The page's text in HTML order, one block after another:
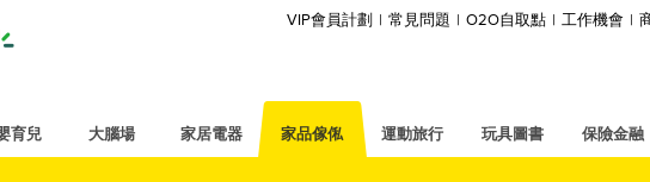
VIP會員計劃 常見問題 O2O自取點 工作機會
育兒 大腦場 家居電器 家品傢俬 運動旅行 玩具圖書 保險金融